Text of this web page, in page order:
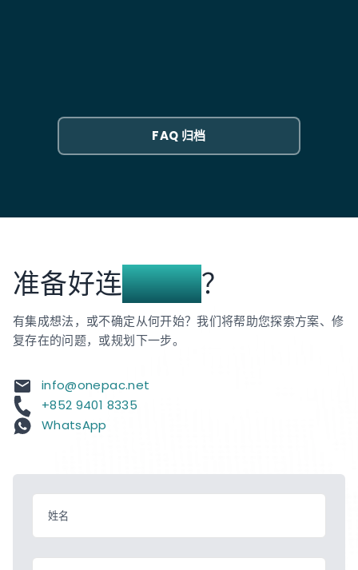
是仅仅被搁置，我们都会审计系统，找出故障点，并重
新构建，使其从一开始就能按预期正常运行。
FAQ 归档
准备好连接了吗？
有集成想法，或不确定从何开始？我们将帮助您探索方案、修
复存在的问题，或规划下一步。
info@onepac.net
+852 9401 8335
WhatsApp
姓名